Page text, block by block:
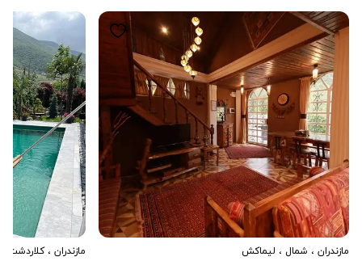
مازندران ، شمال ، لیماکش مازندران ،کلاردشت